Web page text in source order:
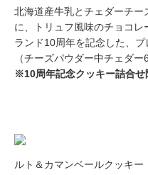
北海道産牛乳とチェダーチ
に、トリュフ風味のチョコ
ランド10周年を記念した、プ
（チーズパウダー中チェダー
※10周年記念クッキー詰合せ
ルト＆カマンベールクッキー